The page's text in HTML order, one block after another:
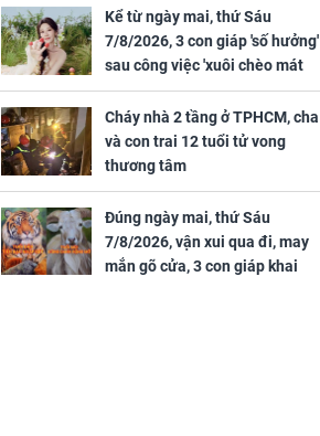
Chân dung nam diễn
ứng ngược khi than
nghèo
ảm đạm, mọi sự khó thành công
mỹ mãn
Kể từ ngày mai, thứ Sáu
7/8/2026, 3 con giáp 'số hưởng'
sau công việc 'xuôi chèo mát
mái', tiền tài 'thu về như nước',
tình duyên viên mãn
Cháy nhà 2 tầng ở TPHCM, cha
và con trai 12 tuổi tử vong
thương tâm
Đúng ngày mai, thứ Sáu
7/8/2026, vận xui qua đi, may
mắn gõ cửa, 3 con giáp khai